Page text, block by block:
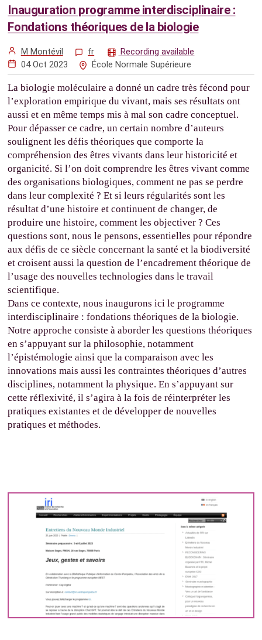
Inauguration programme interdisciplinaire :
Fondations théoriques de la biologie
M Montévil fr
Recording available
04 Oct 2023
École Normale Supérieure
La biologie moléculaire a donné un cadre très fécond pour
l’exploration empirique du vivant, mais ses résultats ont
aussi et en même temps mis à mal son cadre conceptuel.
Pour dépasser ce cadre, un certain nombre d’auteurs
soulignent les défis théoriques que comporte la
compréhension des êtres vivants dans leur historicité et
organicité. Si l’on doit comprendre les êtres vivant comme
des organisations biologiques, comment ne pas se perdre
dans leur complexité ? Et si leurs régularités sont les
résultat d’une histoire et continuent de changer, de
produire une histoire, comment les objectiver ? Ces
questions sont, nous le pensons, essentielles pour répondre
aux défis de ce siècle concernant la santé et la biodiversité
et croisent aussi la question de l’encadrement théorique de
l’usage des nouvelles technologies dans le travail
scientifique.
Dans ce contexte, nous inaugurons ici le programme
interdisciplinaire : fondations théoriques de la biologie.
Notre approche consiste à aborder les questions théoriques
en s’appuyant sur la philosophie, notamment
l’épistémologie ainsi que la comparaison avec les
innovations mais aussi les contraintes théoriques d’autres
disciplines, notamment la physique. En s’appuyant sur
cette réflexivité, il s’agira à la fois de réinterpréter les
pratiques existantes et de développer de nouvelles
pratiques et méthodes.